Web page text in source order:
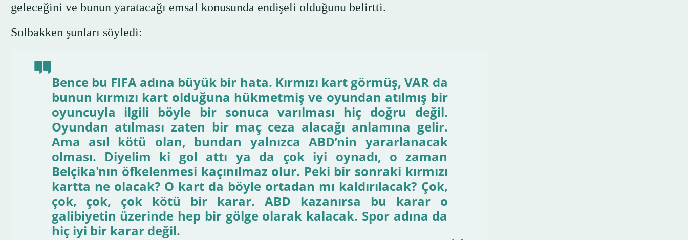
geleceğini ve bunun yaratacağı emsal konusunda endişeli olduğunu belirtti.
Solbakken şunları söyledi:
Bence bu FIFA adına büyük bir hata. Kırmızı kart görmüş, VAR da
bunun kırmızı kart olduğuna hükmetmiş ve oyundan atılmış bir
oyuncuyla ilgili böyle bir sonuca varılması hiç doğru değil.
Oyundan atılması zaten bir maç ceza alacağı anlamına gelir.
Ama asıl kötü olan, bundan yalnızca ABD’nin yararlanacak
olması. Diyelim ki gol attı ya da çok iyi oynadı, o zaman
Belçika'nın öfkelenmesi kaçınılmaz olur. Peki bir sonraki kırmızı
kartta ne olacak? O kart da böyle ortadan mı kaldırılacak? Çok,
çok, çok, çok kötü bir karar. ABD kazanırsa bu karar o
galibiyetin üzerinde hep bir gölge olarak kalacak. Spor adına da
hiç iyi bir karar değil.